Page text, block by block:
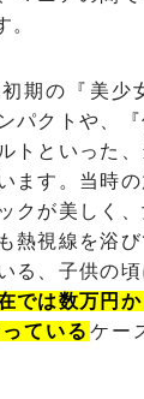
。
期の『美少
パクトや、
トといった
ます。当時
クが美しく
熱視線を浴
る、子供の
では数万円
ている ケー